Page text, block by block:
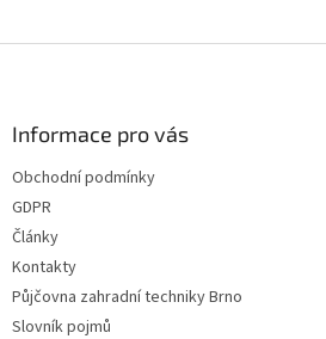
Informace pro vás
Obchodní podmínky
GDPR
Články
Kontakty
Půjčovna zahradní techniky Brno
Slovník pojmů